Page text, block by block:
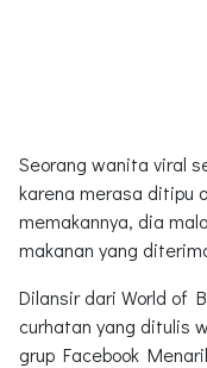
Seorang wanita viral
karena merasa ditipu
memakannya, dia
makanan yang
Dilansir dari World of
curhatan yang ditulis
grup Facebook